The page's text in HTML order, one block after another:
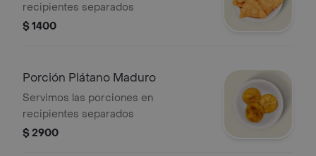
recipientes separados
$ 1400
Porción Plátano Maduro
Servimos las porciones en
recipientes separados
$ 2900